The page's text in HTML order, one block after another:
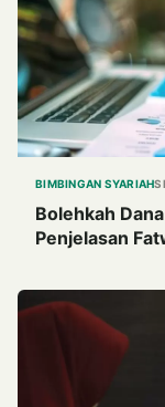
BIMBINGAN SYARIAH
Bolehkah
Penjelasan